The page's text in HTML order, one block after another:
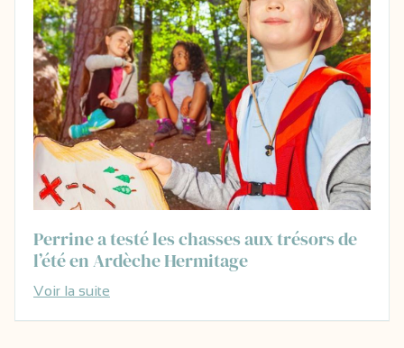
Perrine a testé les chasses aux trésors de
l’été en Ardèche Hermitage
Voir la suite